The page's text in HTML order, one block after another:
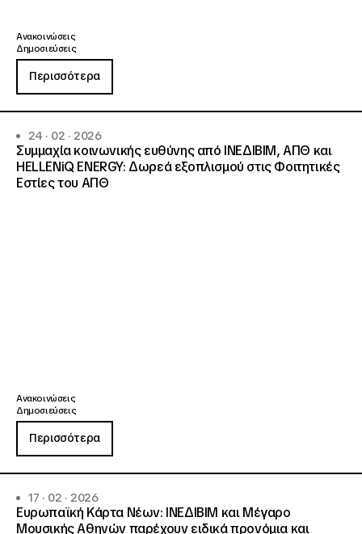
Ανακοινώσεις
Δημοσιεύσεις
Περισσότερα
24 · 02 · 2026
Συμμαχία κοινωνικής ευθύνης από ΙΝΕΔΙΒΙΜ, ΑΠΘ και
HELLENiQ ENERGY: Δωρεά εξοπλισμού στις Φοιτητικές
Εστίες του ΑΠΘ
Ανακοινώσεις
Δημοσιεύσεις
Περισσότερα
17 · 02 · 2026
Ευρωπαϊκή Κάρτα Νέων: ΙΝΕΔΙΒΙΜ και Μέγαρο
Μουσικής Αθηνών παρέχουν ειδικά προνόμια και